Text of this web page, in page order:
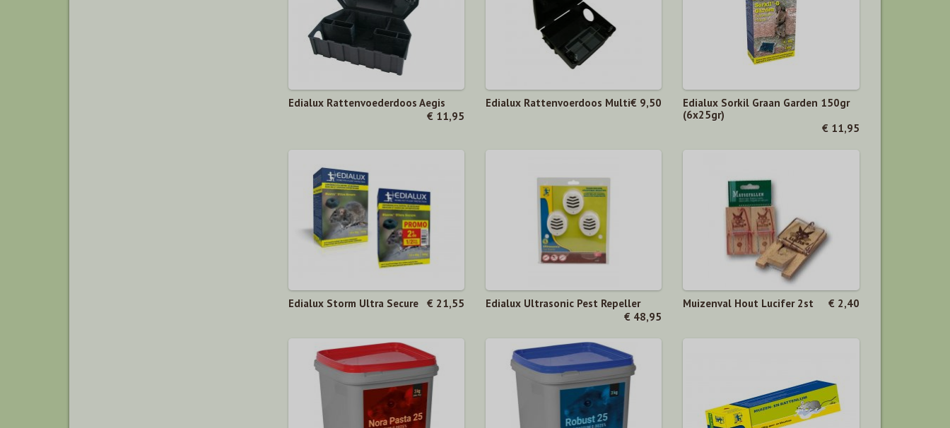
Edialux Rattenvoederdoos Aegis
€ 11,95
Edialux Rattenvoerdoos Multi€ 9,50
Edialux Sorkil Graan Garden 150gr
(6x25gr)
€ 11,95
Edialux Storm Ultra Secure € 21,55
Edialux Ultrasonic Pest Repeller
€ 48,95
Muizenval Hout Lucifer 2st € 2,40